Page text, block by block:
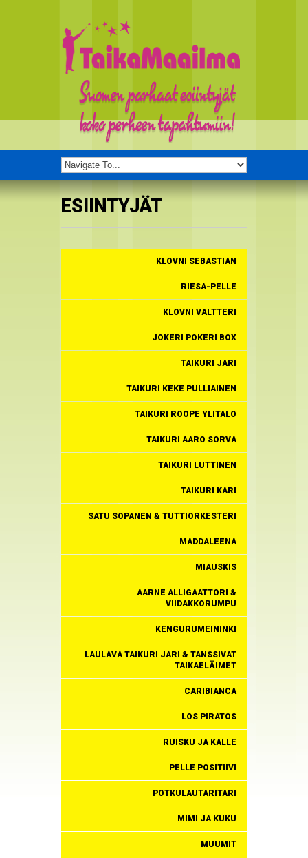
ESIINTYJÄT
KLOVNI SEBASTIAN
RIESA-PELLE
KLOVNI VALTTERI
JOKERI POKERI BOX
TAIKURI JARI
TAIKURI KEKE PULLIAINEN
TAIKURI ROOPE YLITALO
TAIKURI AARO SORVA
TAIKURI LUTTINEN
TAIKURI KARI
SATU SOPANEN & TUTTIORKESTERI
MADDALEENA
MIAUSKIS
AARNE ALLIGAATTORI &
VIIDAKKORUMPU
KENGURUMEININKI
LAULAVA TAIKURI JARI & TANSSIVAT
TAIKAELÄIMET
CARIBIANCA
LOS PIRATOS
RUISKU JA KALLE
PELLE POSITIIVI
POTKULAUTARITARI
MIMI JA KUKU
MUUMIT